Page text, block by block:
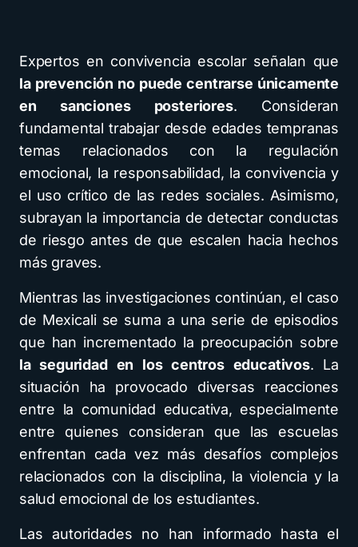
Expertos en convivencia escolar señalan que
la prevención no puede centrarse únicamente
en sanciones posteriores. Consideran
fundamental trabajar desde edades tempranas
temas relacionados con la regulación
emocional, la responsabilidad, la convivencia y
el uso crítico de las redes sociales. Asimismo,
subrayan la importancia de detectar conductas
de riesgo antes de que escalen hacia hechos
más graves.
Mientras las investigaciones continúan, el caso
de Mexicali se suma a una serie de episodios
que han incrementado la preocupación sobre
la seguridad en los centros educativos. La
situación ha provocado diversas reacciones
entre la comunidad educativa, especialmente
entre quienes consideran que las escuelas
enfrentan cada vez más desafíos complejos
relacionados con la disciplina, la violencia y la
salud emocional de los estudiantes.
Las autoridades no han informado hasta el